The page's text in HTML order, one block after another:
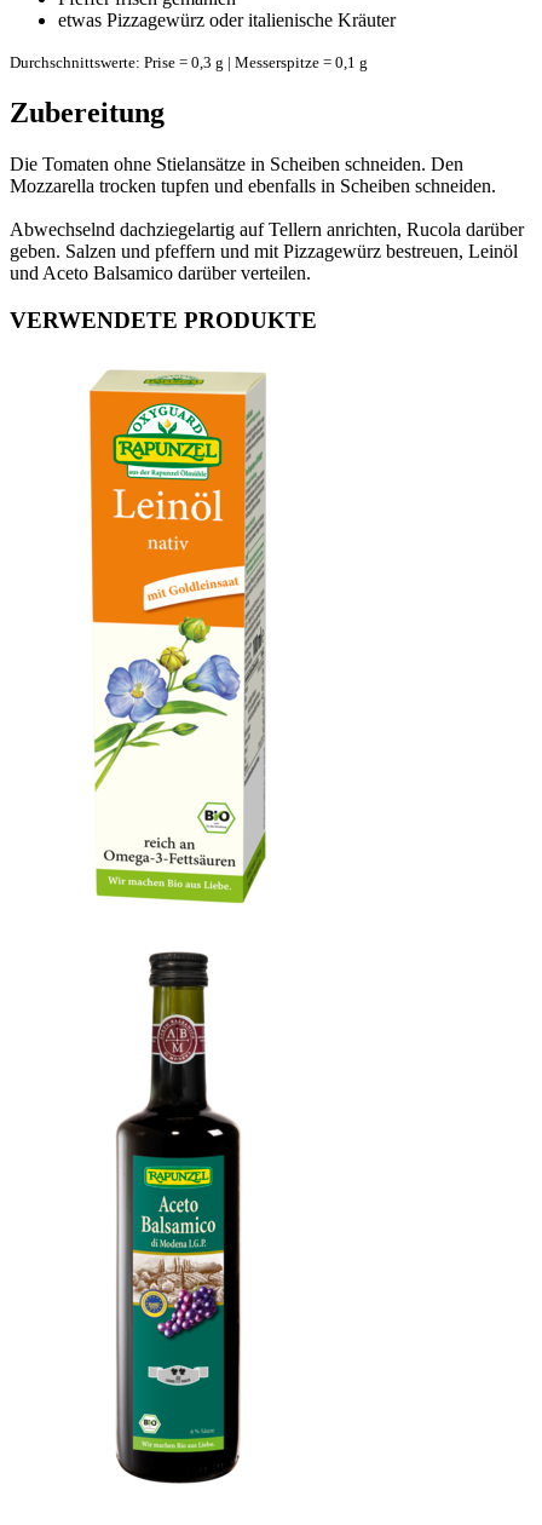
etwas Pizzagewürz oder italienische Kräuter
Durchschnittswerte: Prise = 0,3 g | Messerspitze = 0,1 g
Zubereitung
Die Tomaten ohne Stielansätze in Scheiben schneiden. Den
Mozzarella trocken tupfen und ebenfalls in Scheiben schneiden.
Abwechselnd dachziegelartig auf Tellern anrichten, Rucola darüber
geben. Salzen und pfeffern und mit Pizzagewürz bestreuen, Leinöl
und Aceto Balsamico darüber verteilen.
VERWENDETE PRODUKTE